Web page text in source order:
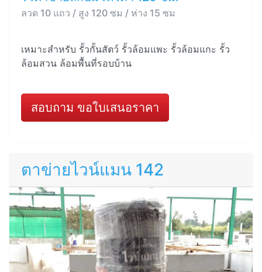
ลวด 10 แถว / สูง 120 ซม / ห่าง 15 ซม
เหมาะสำหรับ รั้วกั้นสัตว์ รั้วล้อมแพะ รั้วล้อมแกะ รั้ว
ล้อมสวน ล้อมพื้นที่รอบบ้าน
สอบถาม ขอใบเสนอราคา
ตาข่ายไวน์แมน 142